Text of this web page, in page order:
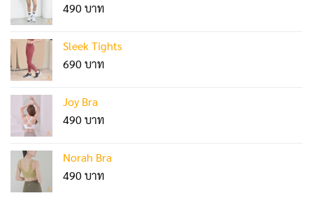
490
Sleek Tights
690
Joy Bra
490
Norah Bra
490